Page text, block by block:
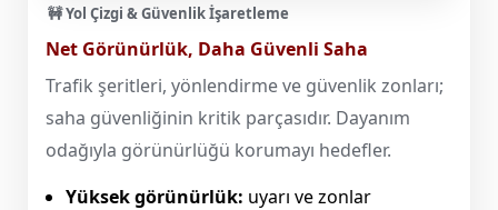
🚧 Yol Çizgi & Güvenlik İşaretleme
Net Görünürlük, Daha Güvenli Saha
Trafik şeritleri, yönlendirme ve güvenlik zonları;
saha güvenliğinin kritik parçasıdır. Dayanım
odağıyla görünürlüğü korumayı hedefler.
Yüksek görünürlük: uyarı ve zonlar